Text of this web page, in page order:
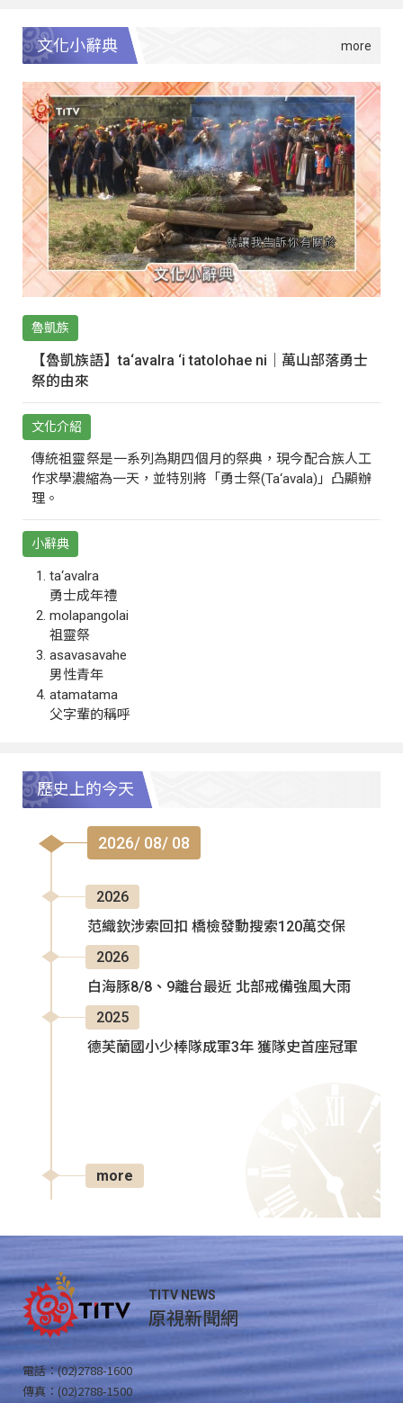
文化小辭典
魯凱族
【魯凱族語】ta‘avalra ‘i tatolohae ni｜萬山部落勇士
祭的由來
文化介紹
傳統祖靈祭是一系列為期四個月的祭典，現今配合族人工
作求學濃縮為一天，並特別將「勇士祭(Ta‘avala)」凸顯辦
理。
小辭典
ta‘avalra
勇士成年禮
molapangolai
祖靈祭
asavasavahe
男性青年
atamatama
父字輩的稱呼
歷史上的今天
2026/ 08/ 08
2026
范織欽涉索回扣 橋檢發動搜索120萬交保
2026
白海豚8/8、9離台最近 北部戒備強風大雨
2025
德芙蘭國小少棒隊成軍3年 獲隊史首座冠軍
more
TITV NEWS
原視新聞網
電話：(02)2788-1600
傳真：(02)2788-1500